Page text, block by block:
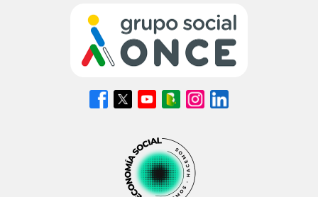
Síguenos
en
ventana
Síguenos
en
abrirá
en
ventana
nueva)
Síguenos
en
abrirá
en
ventana
nueva)
Síguenos
en
Blog
ONCE
(se
abrirá
en
Síguenos
en
abrirá
en
ventana
nueva)
Síguenos
en